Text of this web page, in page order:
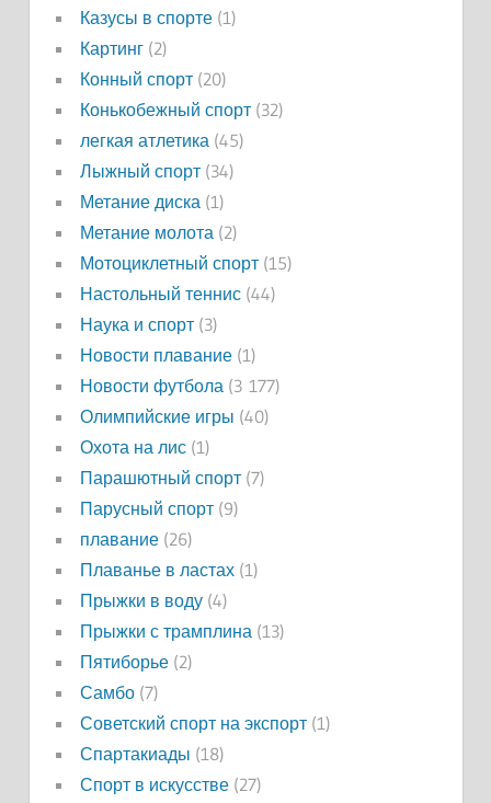
Казусы в спорте(1)
Картинг(2)
Конный спорт(20)
Конькобежный спорт(32)
легкая атлетика(45)
Лыжный спорт(34)
Метание диска(1)
Метание молота(2)
Мотоциклетный спорт(15)
Настольный теннис(44)
Наука и спорт(3)
Новости плавание(1)
Новости футбола(3 177)
Олимпийские игры (40)
Охота на лис(1)
Парашютный спорт(7)
Парусный спорт(9)
плавание(26)
Плаванье в ластах(1)
Прыжки в воду(4)
Прыжки с трамплина(13)
Пятиборье(2)
Самбо(7)
Советский спорт на экспорт(1)
Спартакиады (18)
Спорт в искусстве(27)